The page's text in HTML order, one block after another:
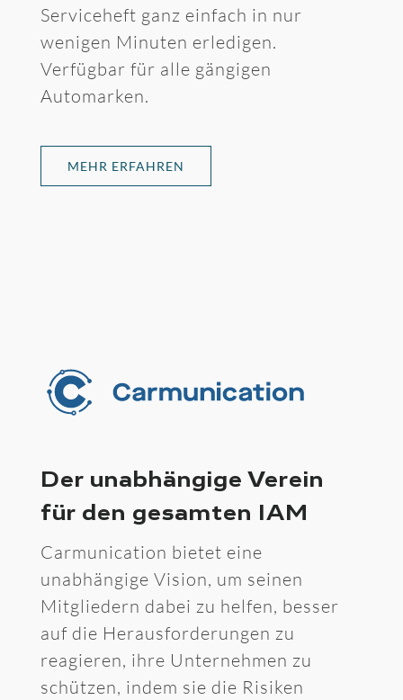
Serviceheft ganz einfach in nur
wenigen Minuten erledigen.
Verfügbar für alle gängigen
Automarken.
MEHR ERFAHREN
Der unabhängige Verein
für den gesamten IAM
Carmunication bietet eine
unabhängige Vision, um seinen
Mitgliedern dabei zu helfen, besser
auf die Herausforderungen zu
reagieren, ihre Unternehmen zu
schützen, indem sie die Risiken